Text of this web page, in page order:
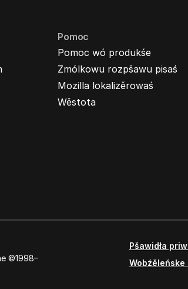
Pomoc
Pomoc wó produkśe
Zmólkowu rozpšawu pisaś
Mozilla lokalizěrowaś
Wěstota
©1998–
Pšawidła